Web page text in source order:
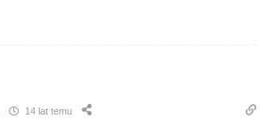
14 lat temu